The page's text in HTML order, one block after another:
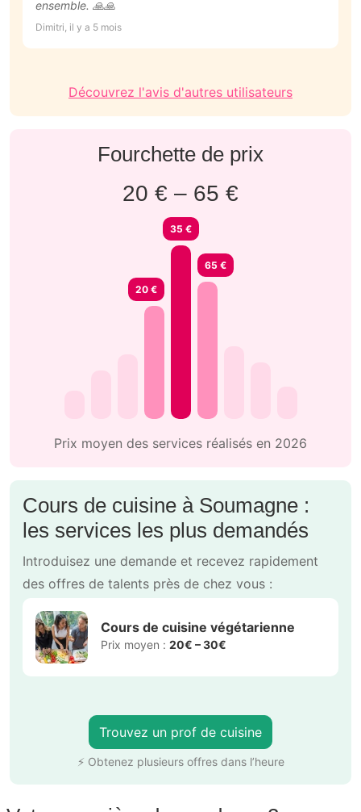
ensemble. 🙏🙏
Dimitri, il y a 5 mois
Découvrez l'avis d'autres utilisateurs
Fourchette de prix
20 € – 65 €
20 €
35 €
65 €
Prix moyen des services réalisés en 2026
Cours de cuisine à Soumagne :
les services les plus demandés
Introduisez une demande et recevez rapidement
des offres de talents près de chez vous :
Cours de cuisine végétarienne
Prix moyen : 20€ – 30€
Trouvez un prof de cuisine
⚡ Obtenez plusieurs offres dans l’heure